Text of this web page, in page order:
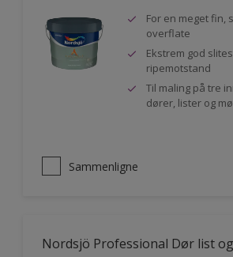
For en meget fin,
overflate
Ekstrem god
ripemotstand
Til maling på tre
dører, lister og
Sammenligne
Nordsjö Professional Dør list